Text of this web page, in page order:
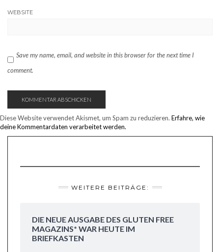
WEBSITE
Save my name, email, and website in this browser for the next time I
comment.
Diese Website verwendet Akismet, um Spam zu reduzieren. Erfahre, wie
deine Kommentardaten verarbeitet werden.
WEITERE BEITRÄGE:
DIE NEUE AUSGABE DES GLUTEN FREE
MAGAZINS* WAR HEUTE IM
BRIEFKASTEN